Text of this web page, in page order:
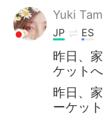
Yuki
JP ES
昨日、
ケット
昨日、
ーケッ